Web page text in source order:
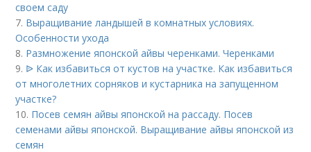
своем саду
7. Выращивание ландышей в комнатных условиях.
Особенности ухода
8. Размножение японской айвы черенками. Черенками
9. ᐉ Как избавиться от кустов на участке. Как избавиться
от многолетних сорняков и кустарника на запущенном
участке?
10. Посев семян айвы японской на рассаду. Посев
семенами айвы японской. Выращивание айвы японской из
семян